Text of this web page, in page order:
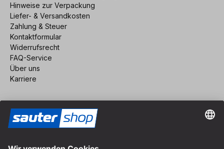
Hinweise zur Verpackung
Liefer- & Versandkosten
Zahlung & Steuer
Kontaktformular
Widerrufsrecht
FAQ-Service
Über uns
Karriere